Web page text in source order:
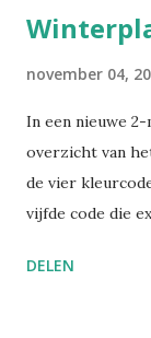
november 04,
In een nieuwe
overzicht van
de vier
vijfde code die
https://
DELEN